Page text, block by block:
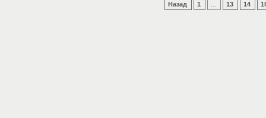
Назад 1 13 14